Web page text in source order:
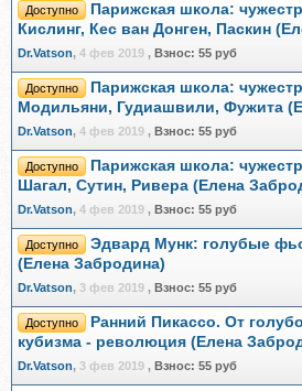
Доступно
Парижская школа:
Кислинг, Кес ван Донген, Паскин
Dr.Vatson, 4 фев 2019 , Взнос: 55 руб
Доступно
Парижская школа:
Модильяни, Гудиашвили, Фужита
Dr.Vatson, 4 фев 2019 , Взнос: 55 руб
Доступно
Парижская школа:
Шагал, Сутин, Ривера (Елена
Dr.Vatson, 4 фев 2019 , Взнос: 55 руб
Доступно
Эдвард Мунк: голубые
(Елена Забродина)
Dr.Vatson, 3 фев 2019 , Взнос: 55 руб
Доступно
Ранний Пикассо. От
кубизма - революция (Елена
Dr.Vatson, 3 фев 2019 , Взнос: 55 руб